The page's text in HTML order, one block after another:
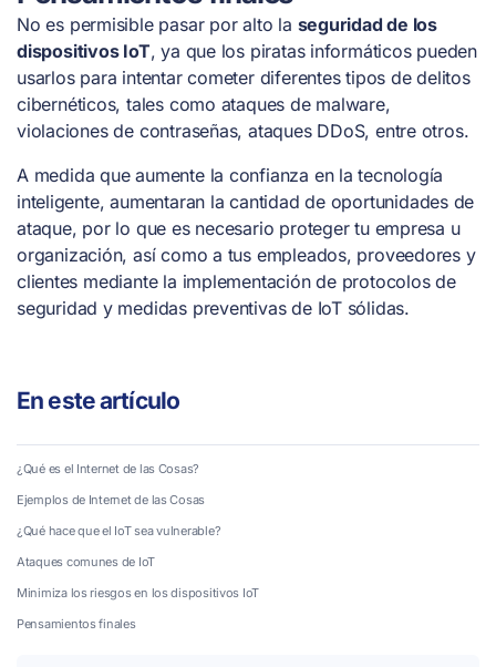
No es permisible pasar por alto la seguridad de los
dispositivos IoT, ya que los piratas informáticos pueden
usarlos para intentar cometer diferentes tipos de delitos
cibernéticos, tales como ataques de malware,
violaciones de contraseñas, ataques DDoS, entre otros.
A medida que aumente la confianza en la tecnología
inteligente, aumentaran la cantidad de oportunidades de
ataque, por lo que es necesario proteger tu empresa u
organización, así como a tus empleados, proveedores y
clientes mediante la implementación de protocolos de
seguridad y medidas preventivas de IoT sólidas.
En este artículo
¿Qué es el Internet de las Cosas?
Ejemplos de Internet de las Cosas
¿Qué hace que el IoT sea vulnerable?
Ataques comunes de IoT
Minimiza los riesgos en los dispositivos IoT
Pensamientos finales